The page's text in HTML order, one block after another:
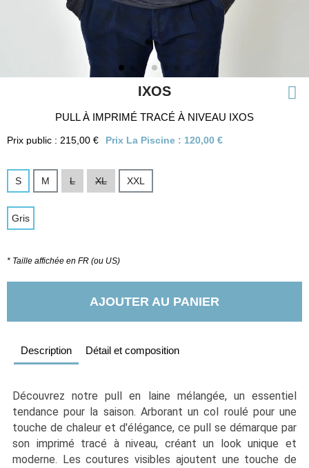
IXOS
PULL À IMPRIMÉ TRACÉ À NIVEAU IXOS
Prix public : 215,00 € Prix La Piscine : 120,00 €
S M L XL XXL
Gris
* Taille affichée en FR (ou US)
AJOUTER AU PANIER
Description Détail et composition
Découvrez notre pull en laine mélangée, un essentiel
tendance pour la saison. Arborant un col roulé pour une
touche de chaleur et d'élégance, ce pull se démarque par
son imprimé tracé à niveau, créant un look unique et
moderne. Les coutures visibles ajoutent une touche de